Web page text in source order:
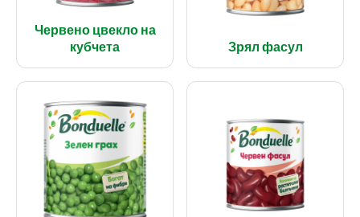
Червено цвекло на
кубчета
Зрял фасул